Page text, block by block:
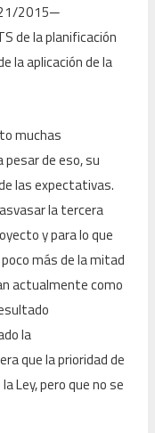
2015─
de la planificación
la aplicación de la
muchas
de eso, su
las expectativas.
la tercera
y para lo que
más de la mitad
actualmente como
la
que la prioridad de
Ley, pero que no se